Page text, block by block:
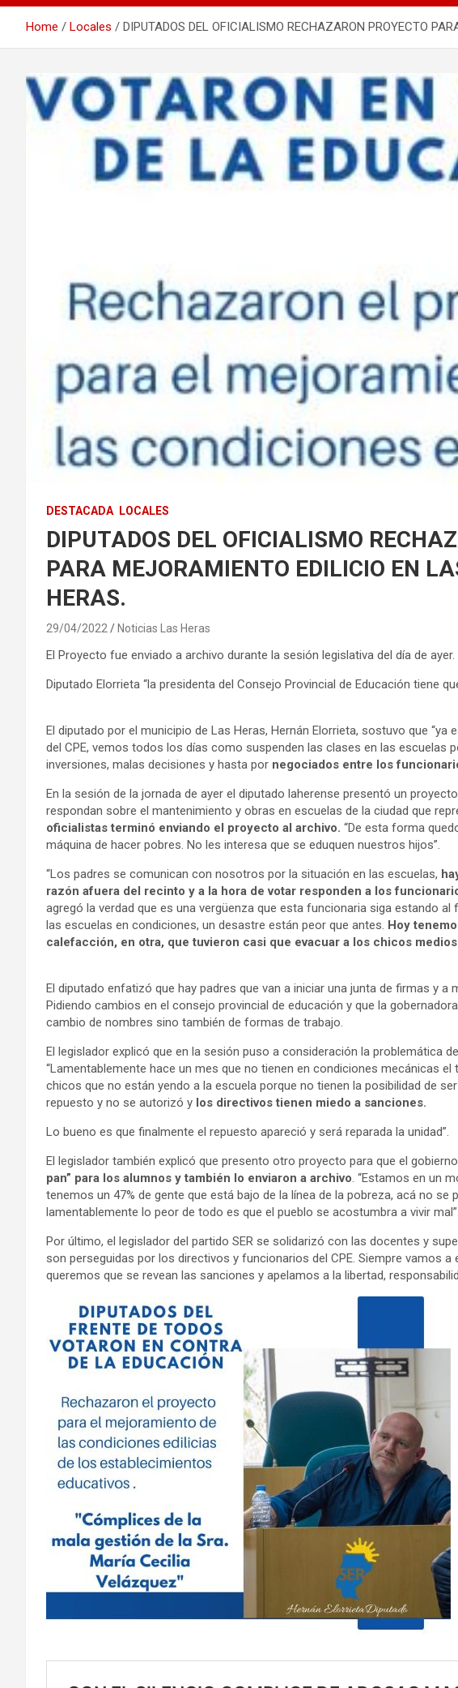
Home Locales DIPUTADOS DEL OFICIALISMO RECHAZARON PROYECTO
DESTACADA LOCALES
DIPUTADOS DEL OFICIALISMO
PARA MEJORAMIENTO EDILICIO EN
HERAS.
29/04/2022 Noticias Las Heras
El Proyecto fue enviado a archivo durante la sesión legislativa del día de ayer.
Diputado Elorrieta “la presidenta del Consejo Provincial de Educación tiene
El diputado por el municipio de Las Heras, Hernán Elorrieta, sostuvo que
del CPE, vemos todos los días como suspenden las clases en las escuelas
inversiones, malas decisiones y hasta por negociados entre los
En la sesión de la jornada de ayer el diputado laherense presentó un
respondan sobre el mantenimiento y obras en escuelas de la ciudad que
oficialistas terminó enviando el proyecto al archivo. “De esta forma
máquina de hacer pobres. No les interesa que se eduquen nuestros hijos”.
“Los padres se comunican con nosotros por la situación en las escuelas,
razón afuera del recinto y a la hora de votar responden a los
agregó la verdad que es una vergüenza que esta funcionaria siga estando
las escuelas en condiciones, un desastre están peor que antes. Hoy
calefacción, en otra, que tuvieron casi que evacuar a los chicos
El diputado enfatizó que hay padres que van a iniciar una junta de firmas y a
Pidiendo cambios en el consejo provincial de educación y que la
cambio de nombres sino también de formas de trabajo.
El legislador explicó que en la sesión puso a consideración la problemática
“Lamentablemente hace un mes que no tienen en condiciones mecánicas
chicos que no están yendo a la escuela porque no tienen la posibilidad de
repuesto y no se autorizó y los directivos tienen miedo a sanciones.
Lo bueno es que finalmente el repuesto apareció y será reparada la unidad”.
El legislador también explicó que presento otro proyecto para que el
pan” para los alumnos y también lo enviaron a archivo. “Estamos en un
tenemos un 47% de gente que está bajo de la línea de la pobreza, acá no se
lamentablemente lo peor de todo es que el pueblo se acostumbra a vivir mal”.
Por último, el legislador del partido SER se solidarizó con las docentes y
son perseguidas por los directivos y funcionarios del CPE. Siempre vamos a
queremos que se revean las sanciones y apelamos a la libertad,